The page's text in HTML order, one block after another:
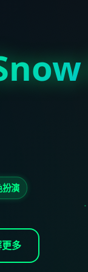
演
多